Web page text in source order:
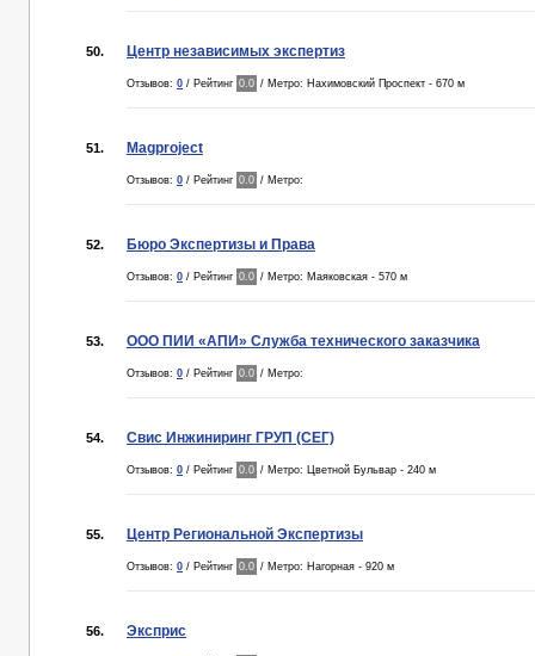
50. Центр независимых экспертиз
Отзывов: 0 / Рейтинг 0.0 / Метро: Нахимовский Проспект - 670 м
51. Magproject
Отзывов: 0 / Рейтинг 0.0 / Метро:
52. Бюро Экспертизы и Права
Отзывов: 0 / Рейтинг 0.0 / Метро: Маяковская - 570 м
53. ООО ПИИ «АПИ» Служба технического заказчика
Отзывов: 0 / Рейтинг 0.0 / Метро:
54. Свис Инжиниринг ГРУП (СЕГ)
Отзывов: 0 / Рейтинг 0.0 / Метро: Цветной Бульвар - 240 м
55. Центр Региональной Экспертизы
Отзывов: 0 / Рейтинг 0.0 / Метро: Нагорная - 920 м
56. Эксприс